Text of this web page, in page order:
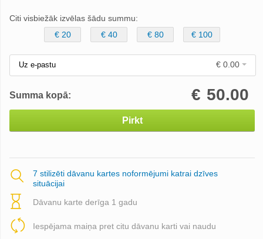
Citi visbiežāk izvēlas šādu summu:
€ 20
€ 40 € 80 € 100
Uz e-pastu € 0.00
Summa kopā: 50.00
€
Pirkt
7 stilizēti dāvanu kartes noformējumi katrai dzīves
situācijai
Dāvanu karte derīga 1 gadu
Iespējama maiņa pret citu dāvanu karti vai naudu